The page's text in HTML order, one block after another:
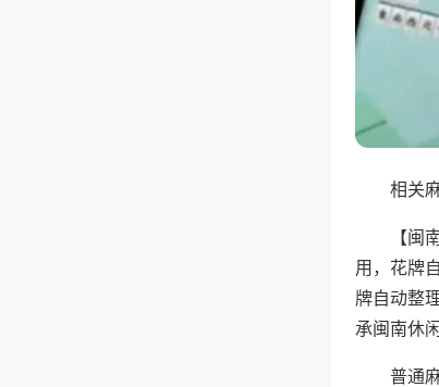
相关
【
用，花牌
牌自动整
承闽南休
普通